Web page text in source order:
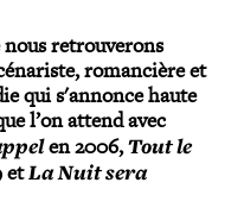
retrouverons
romancière et
qui s'annonce haute
l’on attend avec
en 2006,Tout le
etLa Nuit sera